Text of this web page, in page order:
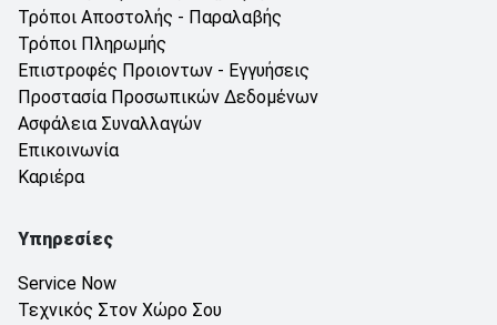
Τρόποι Αποστολής - Παραλαβής
Τρόποι Πληρωμής
Επιστροφές Προιοντων - Εγγυήσεις
Προστασία Προσωπικών Δεδομένων
Ασφάλεια Συναλλαγών
Επικοινωνία
Καριέρα
Υπηρεσίες
Service Now
Τεχνικός Στον Χώρο Σου